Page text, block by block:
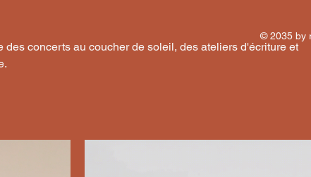
concerts au coucher de soleil, des ateliers d'écriture et
© 2035 by